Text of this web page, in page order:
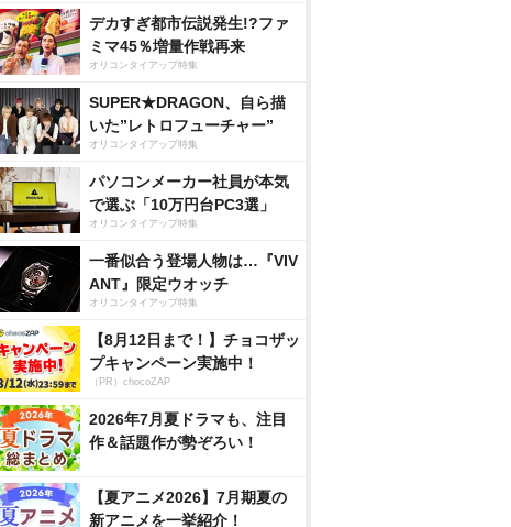
デカすぎ都市伝説発生!?ファ
ミマ45％増量作戦再来
オリコンタイアップ特集
SUPER★DRAGON、自ら描
いた”レトロフューチャー”
オリコンタイアップ特集
パソコンメーカー社員が本気
で選ぶ「10万円台PC3選」
オリコンタイアップ特集
一番似合う登場人物は…『VIV
ANT』限定ウオッチ
オリコンタイアップ特集
【8月12日まで！】チョコザッ
プキャンペーン実施中！
（PR）chocoZAP
2026年7月夏ドラマも、注目
作＆話題作が勢ぞろい！
【夏アニメ2026】7月期夏の
新アニメを一挙紹介！